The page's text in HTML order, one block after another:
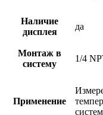
Наличие
дисплея
да
Монтаж в
систему
1/4
Применение